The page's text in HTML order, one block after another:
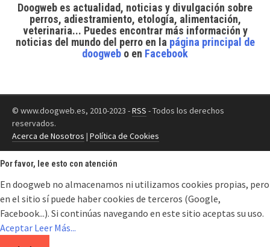
Doogweb es actualidad, noticias y divulgación sobre
perros, adiestramiento, etología, alimentación,
veterinaria... Puedes encontrar más información y
noticias del mundo del perroen la página principal de
doogweb o en Facebook
© www.doogweb.es, 2010-2023 -RSS - Todos los derechos
reservados.
Acerca de Nosotros | Política de Cookies
Por favor, lee esto con atención
En doogweb no almacenamos ni utilizamos cookies propias, pero
en el sitio sí puede haber cookies de terceros (Google,
Facebook...). Si continúas navegando en este sitio aceptas su uso.
Aceptar Leer Más...